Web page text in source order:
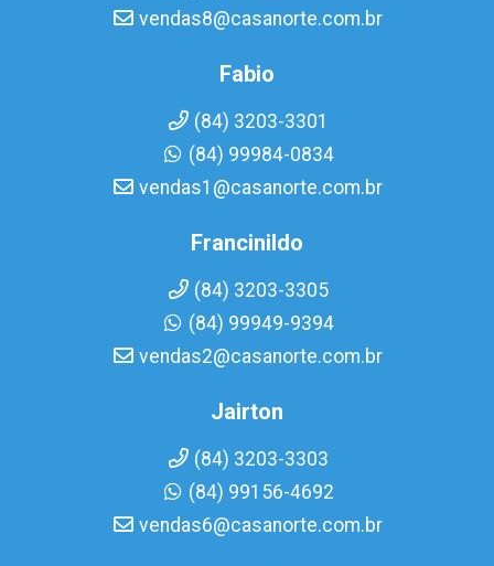
vendas8@casanorte.com.br
Fabio
(84) 3203-3301
(84) 99984-0834
vendas1@casanorte.com.br
Francinildo
(84) 3203-3305
(84) 99949-9394
vendas2@casanorte.com.br
Jairton
(84) 3203-3303
(84) 99156-4692
vendas6@casanorte.com.br